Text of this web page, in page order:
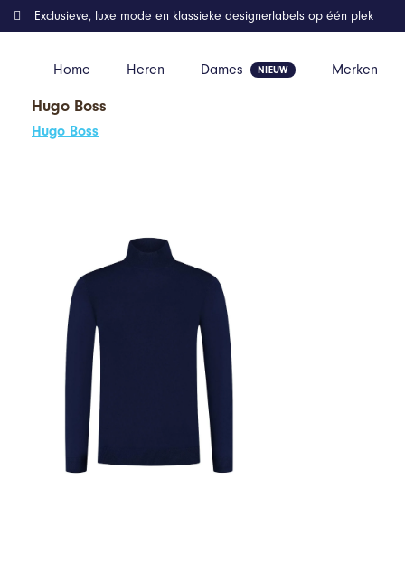
Home Heren Dames Merken
Exclusieve, luxe mode en klassieke designerlabels op één plek
Hugo Boss
Hugo Boss
Home Kleding